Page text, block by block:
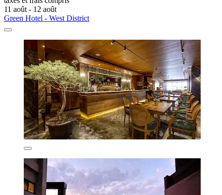
11 août - 12 août
Green Hotel - West District